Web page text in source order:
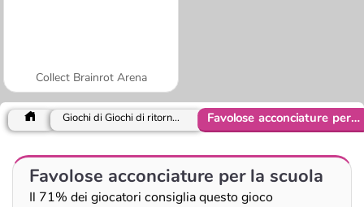
Collect Brainrot Arena
Giochi di Giochi di ritorno a scuola Favolose acconciature per la scuola
Favolose acconciature per la scuola
Il 71% dei giocatori consiglia questo gioco